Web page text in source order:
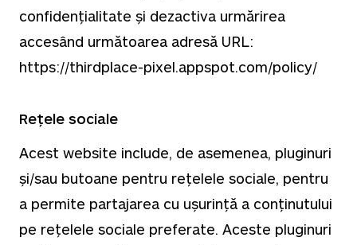
confidențialitate și dezactiva urmărirea
accesând următoarea adresă URL:
https://thirdplace-pixel.appspot.com/policy/
Rețele sociale
Acest website include, de asemenea, pluginuri
și/sau butoane pentru rețelele sociale, pentru
a permite partajarea cu ușurință a conținutului
pe rețelele sociale preferate. Aceste pluginuri